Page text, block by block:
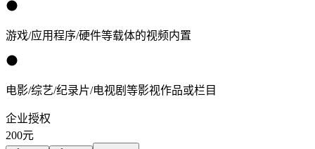
游戏/应用程序/硬件等载体的视频内置
电影/综艺/纪录片/电视剧等影视作品或栏目
企业授权
200元